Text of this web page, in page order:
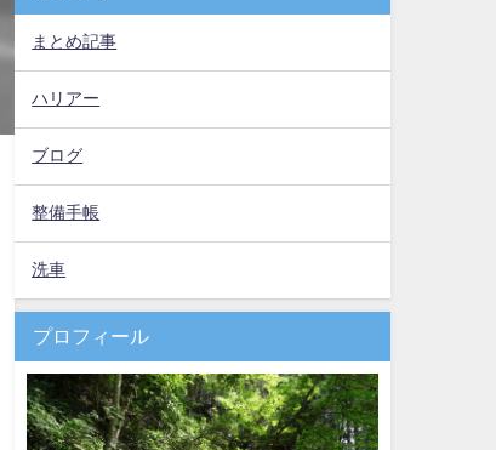
まとめ記事
ハリアー
ブログ
整備手帳
洗車
プロフィール